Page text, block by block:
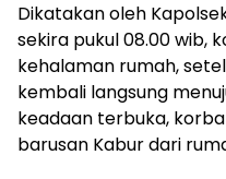
Dikatakan oleh
sekira pukul 08.00 wib,
kehalaman rumah,
kembali langsung
keadaan terbuka,
barusan Kabur dari